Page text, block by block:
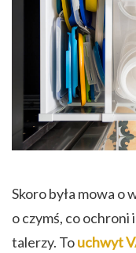
Skoro była mowa
o czymś, co ochroni
talerzy. Touchwyt